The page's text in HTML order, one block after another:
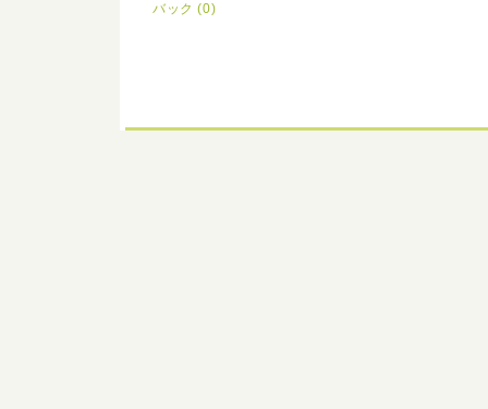
バック (0)